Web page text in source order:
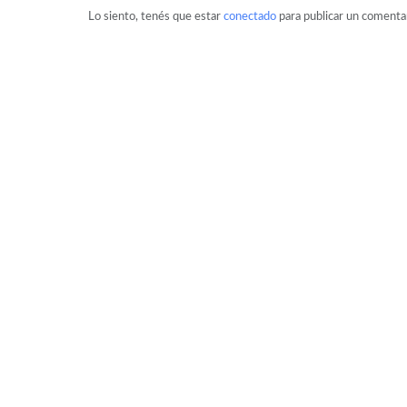
Lo siento, tenés que estar conectadopara publicar un